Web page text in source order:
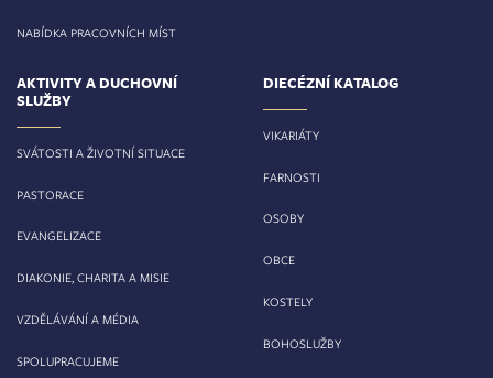
NABÍDKA PRACOVNÍCH MÍST
AKTIVITY A DUCHOVNÍ
SLUŽBY
SVÁTOSTI A ŽIVOTNÍ SITUACE
PASTORACE
EVANGELIZACE
DIAKONIE, CHARITA A MISIE
VZDĚLÁVÁNÍ A MÉDIA
SPOLUPRACUJEME
DIECÉZNÍ KATALOG
VIKARIÁTY
FARNOSTI
OSOBY
OBCE
KOSTELY
BOHOSLUŽBY